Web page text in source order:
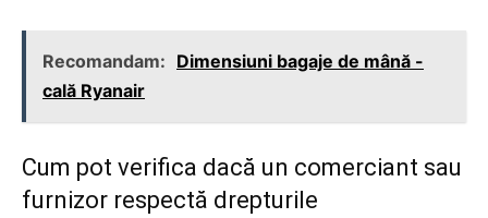
Recomandam: Dimensiuni bagaje de mână -
cală Ryanair
Cum pot verifica dacă un comerciant sau
furnizor respectă drepturile